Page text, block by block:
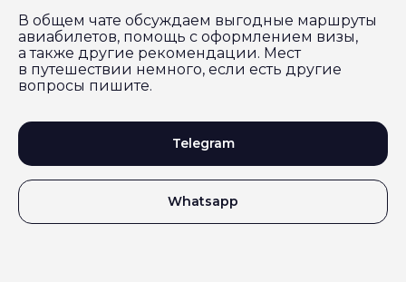
В общем чате обсуждаем выгодные маршруты
авиабилетов, помощь с оформлением визы,
а также другие рекомендации. Мест
в путешествии немного, если есть другие
вопросы пишите.
Telegram
Whatsapp